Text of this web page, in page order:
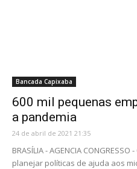
Bancada Capixaba
600 mil pequenas
a pandemia
24 de abril de 2021 21:35
BRASÍLIA - AGENCIA
planejar políticas de ajuda aos